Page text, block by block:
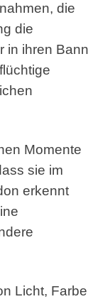
die
die
in ihren Bann
Momente
sie im
erkennt
Licht, Farbe